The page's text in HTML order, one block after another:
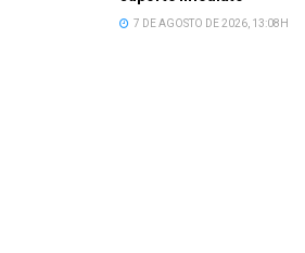
7 DE AGOSTO DE 2026, 13:08H